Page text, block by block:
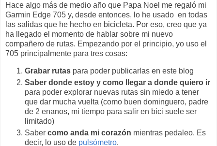
Hace algo más de medio año que Papa Noel me regaló mi
Garmin Edge 705 y, desde entonces, lo he usado en todas
las salidas que he hecho en bicicleta. Por eso, creo que ya
ha llegado el momento de hablar sobre mi nuevo
compañero de rutas. Empezando por el principio, yo uso el
705 principalmente para tres cosas:
Grabar rutas para poder publicarlas en este blog
Saber donde estoy y como llegar a donde quiero ir
para poder explorar nuevas rutas sin miedo a tener
que dar mucha vuelta (como buen dominguero, padre
de 2 enanos, mi tiempo para salir en bici suele ser
limitado)
Saber como anda mi corazón mientras pedaleo. Es
decir, lo uso de pulsómetro.